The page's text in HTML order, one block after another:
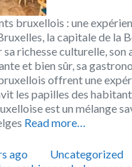
bruxellois : une
la capitale de la
sa richesse culturelle,
et bien sûr, sa
offrent une
les papilles des
est un mélange
Read more…
ago Catégories
Uncategorized